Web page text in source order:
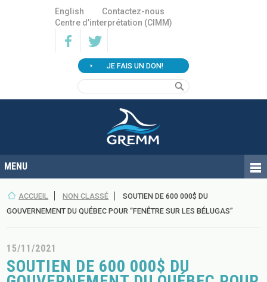
English
Contactez-nous
Centre d’interprétation (CIMM)
JE FAIS UN DON!
ACCUEIL NON CLASSÉ
SOUTIEN DE 600 000$ DU
GOUVERNEMENT DU QUÉBEC POUR “FENÊTRE SUR LES BÉLUGAS”
15/11/2021
SOUTIEN DE 600 000$ DU